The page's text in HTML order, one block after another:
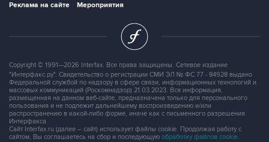
Реклама на сайте
Мероприятия
Copyright © 1991—2026 Interfax. Все права защищены. Сетевое издание
"Интерфакс.ру". Свидетельство о регистрации СМИ ЭЛ № ФС 77 - 84928 выдано
Федеральной службой по надзору в сфере связи, информационных технологий и
массовых коммуникаций (Роскомнадзор) 21.03.2023. Вся информация,
размещенная на данном веб-сайте, предназначена только для персонального
пользования и не подлежит дальнейшему воспроизведению и/или
распространению в какой-либо форме, иначе как с письменного разрешения
Интерфакса.
Сайт Interfax.ru (далее – сайт) использует файлы cookie. Продолжая работу с
сайтом, Вы соглашаетесь на сбор и последующую обработку файлов cookie.